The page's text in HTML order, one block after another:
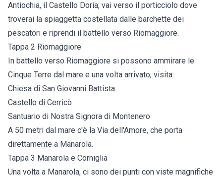
Antiochia, il Castello Doria; vai verso il porticciolo dove
troverai la spiaggetta costellata dalle barchette dei
pescatori e riprendi il battello verso Riomaggiore.
Tappa 2 Riomaggiore
In battello verso Riomaggiore si possono ammirare le
Cinque Terre dal mare e una volta arrivato, visita:
Chiesa di San Giovanni Battista
Castello di Cerricò
Santuario di Nostra Signora di Montenero
A 50 metri dal mare c'è la Via dell'Amore, che porta
direttamente a Manarola.
Tappa 3 Manarola e Corniglia
Una volta a Manarola, ci sono dei punti con viste magnifiche